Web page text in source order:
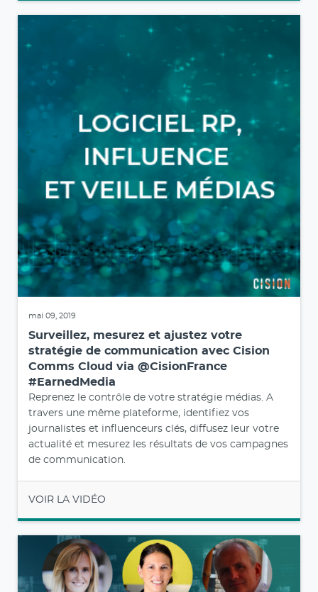
mai 09, 2019
Surveillez, mesurez et ajustez votre
stratégie de communication avec Cision
Comms Cloud via @CisionFrance
#EarnedMedia
Reprenez le contrôle de votre stratégie médias. A
travers une même plateforme, identifiez vos
journalistes et influenceurs clés, diffusez leur votre
actualité et mesurez les résultats de vos campagnes
de communication.
VOIR LA VIDÉO